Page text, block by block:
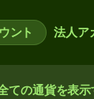
ント 法人ア
ての通貨を表示